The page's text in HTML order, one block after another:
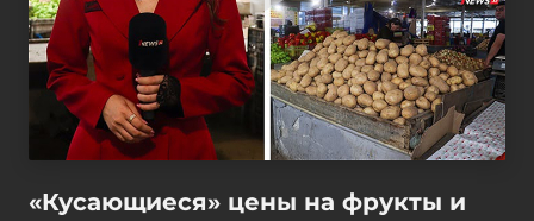
«Кусающиеся» цены на фрукты и